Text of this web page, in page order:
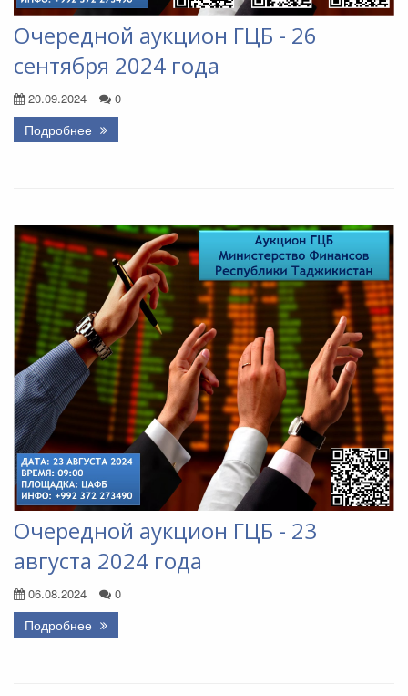
Очередной аукцион ГЦБ - 26
сентября 2024 года
20.09.2024 0
Подробнее
Очередной аукцион ГЦБ - 23
августа 2024 года
06.08.2024 0
Подробнее